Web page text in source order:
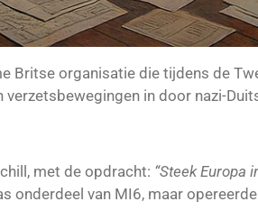
Britse organisatie die tijdens de
in door nazi-
met de opdracht: “Steek Europa
onderdeel van MI6, maar